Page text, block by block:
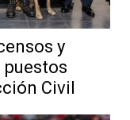
y
Civil